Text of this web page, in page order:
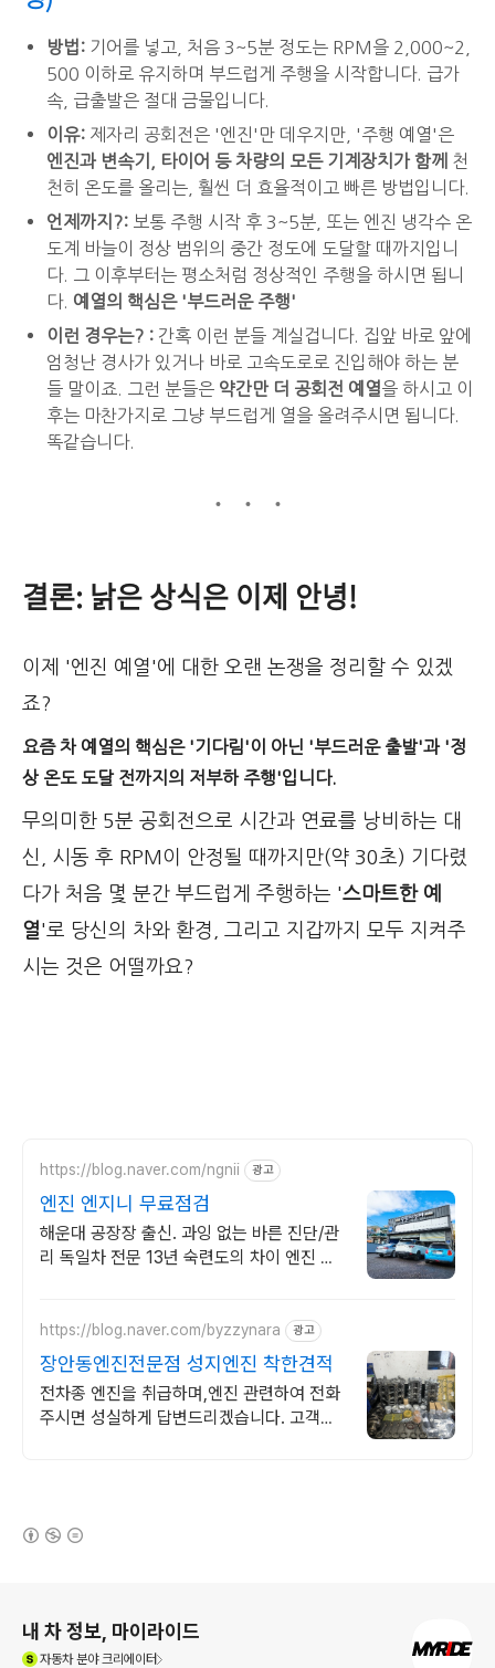
방법: 기어를 넣고, 처음 3~5분 정도는 RPM을 2,000~2,
500 이하로 유지하며 부드럽게 주행을 시작합니다. 급가
속, 급출발은 절대 금물입니다.
이유: 제자리 공회전은 '엔진'만 데우지만, '주행 예열'은
엔진과 변속기, 타이어 등 차량의 모든 기계장치가 함께
천
천히 온도를 올리는, 훨씬 더 효율적이고 빠른 방법입니다.
언제까지?: 보통 주행 시작 후 3~5분, 또는 엔진 냉각수 온
도계 바늘이 정상 범위의 중간 정도에 도달할 때까지입니
다. 그 이후부터는 평소처럼 정상적인 주행을 하시면 됩니
다. 예열의 핵심은 '부드러운 주행'
이런 경우는? : 간혹 이런 분들 계실겁니다. 집앞 바로 앞에
엄청난 경사가 있거나 바로 고속도로로 진입해야 하는 분
들 말이죠. 그런 분들은 약간만 더 공회전 예열을 하시고 이
후는 마찬가지로 그냥 부드럽게 열을 올려주시면 됩니다.
똑같습니다.
결론: 낡은 상식은 이제 안녕!
이제 '엔진 예열'에 대한 오랜 논쟁을 정리할 수 있겠
죠?
요즘 차 예열의 핵심은 '기다림'이 아닌 '부드러운 출발'과 '정
상 온도 도달 전까지의 저부하 주행'입니다.
무의미한 5분 공회전으로 시간과 연료를 낭비하는 대
신, 시동 후 RPM이 안정될 때까지만(약 30초) 기다렸
다가 처음 몇 분간 부드럽게 주행하는 '스마트한 예
열'로 당신의 차와 환경, 그리고 지갑까지 모두 지켜주
시는 것은 어떨까요?
https://blog.naver.com/ngnii 광고
엔진 엔지니 무료점검
해운대 공장장 출신. 과잉 없는 바른 진단/관
리 독일차 전문 13년 숙련도의 차이 엔진 수
https://blog.naver.com/byzzynara 광고
장안동엔진전문점 성지엔진 착한견적
전차종 엔진을 취급하며,엔진 관련하여 전화
주시면 성실하게 답변드리겠습니다. 고객의
내 차 정보, 마이라이드
자동차분야 크리에이터